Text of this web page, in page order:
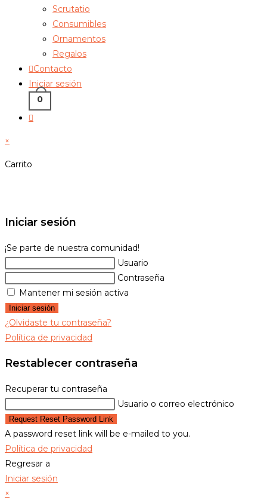
Scrutatio
Consumibles
Ornamentos
Regalos
Contacto
Iniciar sesión
0
×
Carrito
Iniciar sesión
¡Se parte de nuestra comunidad!
Usuario
Contraseña
Mantener mi sesión activa
Iniciar sesión
¿Olvidaste tu contraseña?
Política de privacidad
Restablecer contraseña
Recuperar tu contraseña
Usuario o correo electrónico
Request Reset Password Link
A password reset link will be e-mailed to you.
Política de privacidad
Regresar a
Iniciar sesión
×